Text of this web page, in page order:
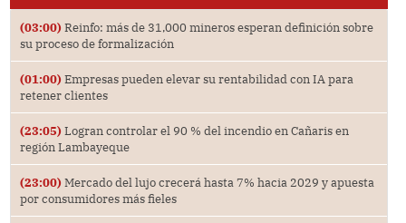
(03:00) Reinfo: más de 31,000 mineros esperan definición sobre
su proceso de formalización
(01:00) Empresas pueden elevar su rentabilidad con IA para
retener clientes
(23:05) Logran controlar el 90 % del incendio en Cañaris en
región Lambayeque
(23:00) Mercado del lujo crecerá hasta 7% hacia 2029 y apuesta
por consumidores más fieles